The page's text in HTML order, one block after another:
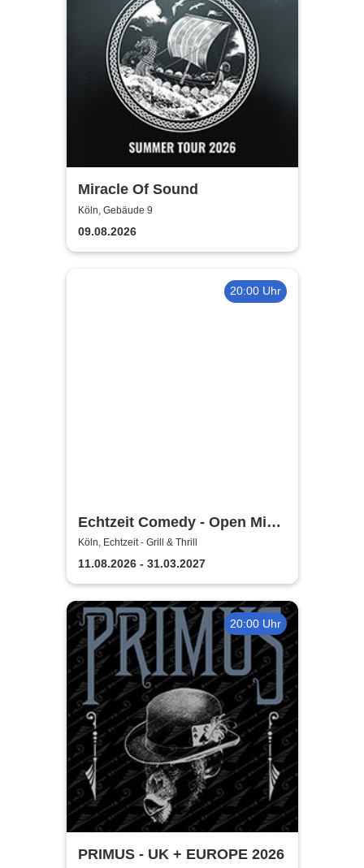
Miracle Of Sound
Köln, Gebäude 9
09.08.2026
20:00 Uhr
Echtzeit Comedy - Open Mic
& Bingo
Köln, Echtzeit - Grill & Thrill
11.08.2026 - 31.03.2027
20:00 Uhr
PRIMUS - UK + EUROPE 2026